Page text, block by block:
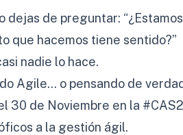
dejas de preguntar:
que hacemos tiene sentido?”
nadie lo hace.
Agile… o pensando de
30 de Noviembre en la
a la gestión ágil.